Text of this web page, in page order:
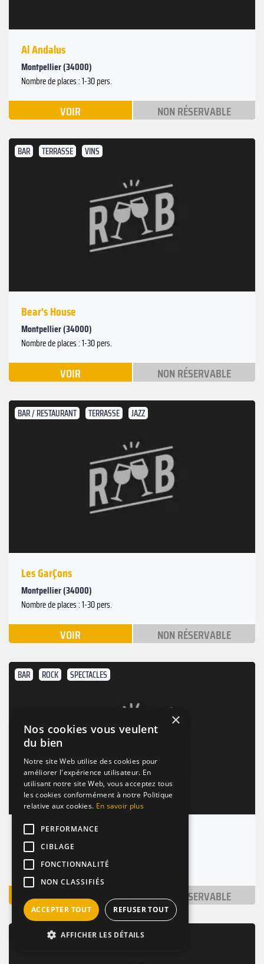
Al Andalus
Montpellier (34000)
Nombre de places : 1-30 pers.
VOIR NON RÉSERVABLE
BAR TERRASSE VINS
Bear's House
Montpellier (34000)
Nombre de places : 1-30 pers.
VOIR NON RÉSERVABLE
BAR / RESTAURANT TERRASSE JAZZ
Les GarÇons
Montpellier (34000)
Nombre de places : 1-30 pers.
VOIR NON RÉSERVABLE
BAR ROCK SPECTACLES
The Black Sheep
Montpellier (34000)
Nombre de places : 1-30 pers.
VOIR NON RÉSERVABLE
BAR / RESTAURANT TERRASSE VINS
×
Nos cookies vous veulent
du bien
Notre site Web utilise des cookies pour
améliorer l'expérience utilisateur. En
utilisant notre site Web, vous acceptez tous
les cookies conformément à notre Politique
relative aux cookies. En savoir plus
PERFORMANCE
CIBLAGE
FONCTIONNALITÉ
NON CLASSIFIÉS
ACCEPTER TOUT REFUSER TOUT
AFFICHER LES DÉTAILS